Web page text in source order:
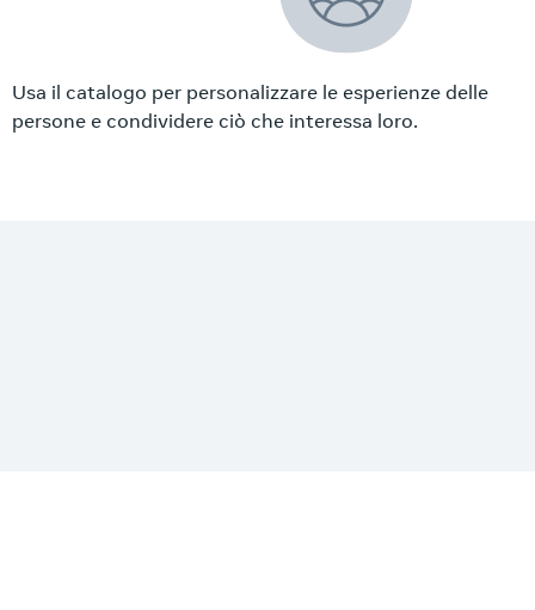
Usa il catalogo per personalizzare le esperienze delle
persone e condividere ciò che interessa loro.